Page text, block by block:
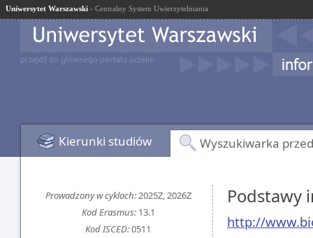
Uniwersytet Warszawski - Centralny System Uwierzytelniania
przejdź do głównego portalu uczelni
Kierunki studiów Wyszukiwarka
Prowadzony w cyklach:2025Z, 2026Z
Kod Erasmus:13.1
Kod ISCED:0511
Podstawy
http://